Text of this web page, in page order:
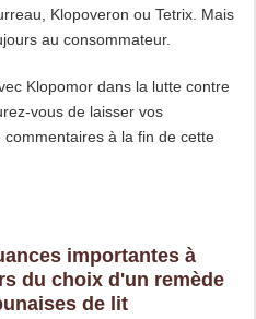
Klopoveron ou Tetrix. Mais
au consommateur.
Klopomor dans la lutte contre
vous de laisser vos
à la fin de cette
importantes à
du choix d'un remède
de lit